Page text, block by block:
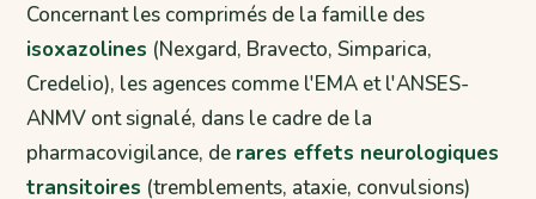
Concernant les comprimés de la famille des
isoxazolines (Nexgard, Bravecto, Simparica,
Credelio), les agences comme l'EMA et l'ANSES-
ANMV ont signalé, dans le cadre de la
pharmacovigilance, de rares effets neurologiques
transitoires (tremblements, ataxie, convulsions)